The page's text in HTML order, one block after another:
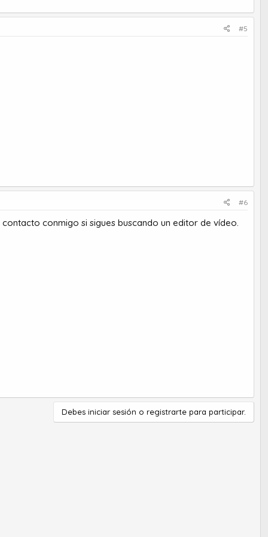
#5
#6
conmigo si sigues buscando un editor de vídeo.
Debes iniciar sesión o registrarte para participar.